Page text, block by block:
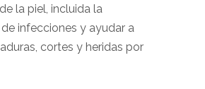
la piel, incluida la
infecciones y ayudar a
cortes y heridas por